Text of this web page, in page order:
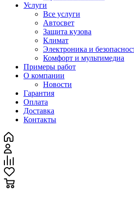
Услуги
Все услуги
Автосвет
Защита кузова
Климат
Электроника и
Комфорт и мультимедиа
Примеры работ
О компании
Новости
Гарантия
Оплата
Доставка
Контакты